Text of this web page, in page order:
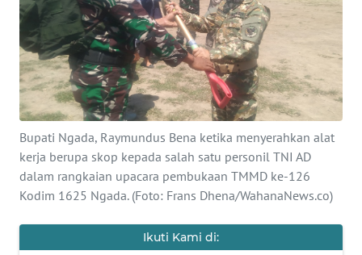
Bupati Ngada, Raymundus Bena ketika menyerahkan alat
kerja berupa skop kepada salah satu personil TNI AD
dalam rangkaian upacara pembukaan TMMD ke-126
Kodim 1625 Ngada. (Foto: Frans Dhena/WahanaNews.co)
Ikuti Kami di:
Informasi
INDEKS
BERITA
KAMI
IKLAN
TENTANG